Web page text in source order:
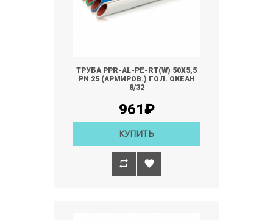
ТРУБА PPR-AL-PE-RT(W) 50Х5,5
РN 25 (АРМИРОВ.) ГОЛ. ОКЕАН
8/32
961₽
КУПИТЬ